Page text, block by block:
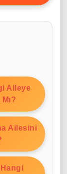
Aileye
Ailesini